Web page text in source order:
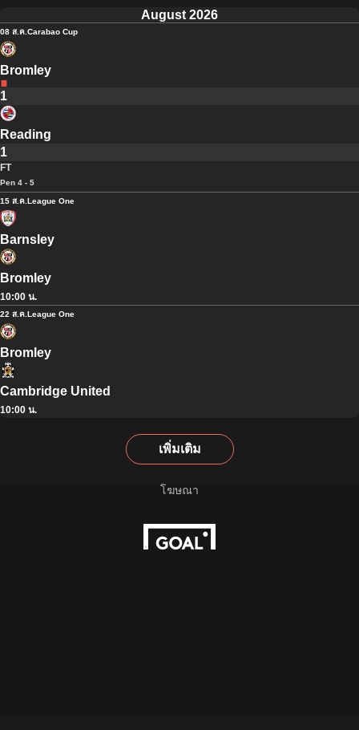
August 2026
08 ส.ค. Carabao Cup
Bromley
1
Reading
1
FT
Pen 4 - 5
15 ส.ค. League One
Barnsley
Bromley
10:00 น.
22 ส.ค. League One
Bromley
Cambridge United
10:00 น.
เพิ่มเติม